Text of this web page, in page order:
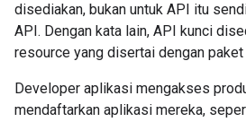
disediakan, bukan untuk API itu
API. Dengan kata lain, API kunci
resource yang disertai dengan paket
Developer aplikasi mengakses
mendaftarkan aplikasi mereka,